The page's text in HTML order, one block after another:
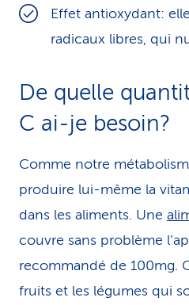
Effet antioxydant:
radicaux libres, qui
De quelle
C ai-je besoin?
Comme notre
produire lui-même la
dans les aliments. Une
couvre sans problème
recommandé de 100mg.
fruits et les légumes qui